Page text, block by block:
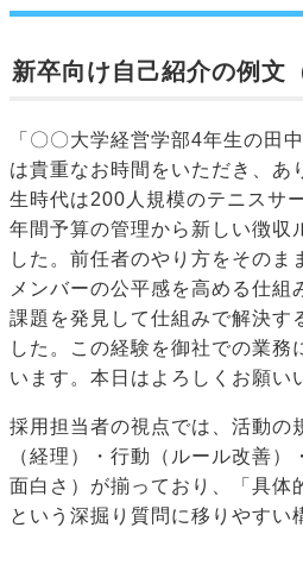
新卒向け自己紹介の例文
「〇〇大学経営学部4年生の田
は貴重なお時間をいただき、あ
生時代は200人規模のテニスサ
年間予算の管理から新しい徴収
した。前任者のやり方をそのま
メンバーの公平感を高める仕組
課題を発見して仕組みで解決す
した。この経験を御社での業務
います。本日はよろしくお願い
採用担当者の視点では、活動の
（経理）・行動（ルール改善
面白さ）が揃っており、「具体
という深掘り質問に移りやすい